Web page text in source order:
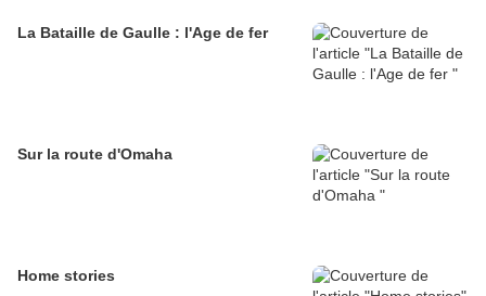
La Bataille de Gaulle : l'Age de fer
Sur la route d'Omaha
Home stories